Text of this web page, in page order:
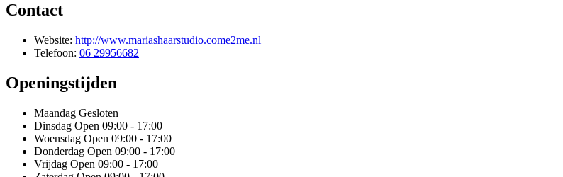
Contact
Website: http://www.mariashaarstudio.come2me.nl
Telefoon: 06 29956682
Openingstijden
Maandag Gesloten
Dinsdag Open 09:00 - 17:00
Woensdag Open 09:00 - 17:00
Donderdag Open 09:00 - 17:00
Vrijdag Open 09:00 - 17:00